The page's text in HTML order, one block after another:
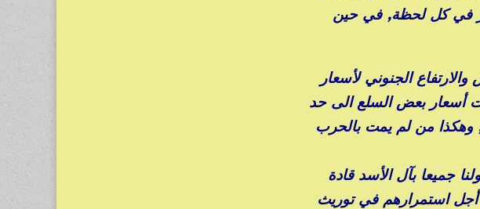
في كل لحظة, في حين
الجنوني لأسعار
أسعار بعض السلع الى حد
وهكذا من لم يمت بالحرب
جميعا بآل الأسد قادة
أجل استمرارهم في توريث